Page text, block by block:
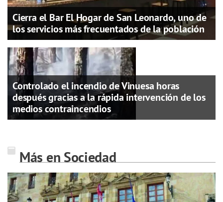
Cierra el Bar El Hogar de San Leonardo, uno de
los servicios más frecuentados de la población
Controlado el incendio de Vinuesa horas
después gracias a la rápida intervención de los
medios contraincendios
Más en Sociedad